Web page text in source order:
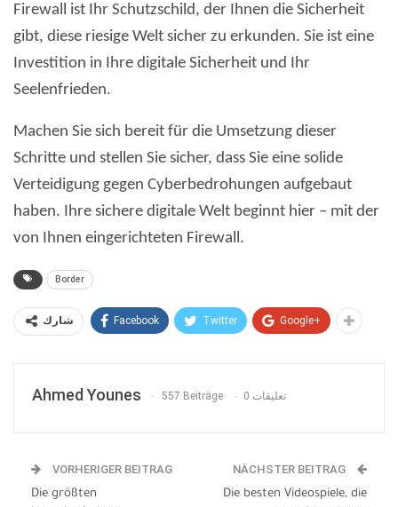
Firewall ist Ihr Schutzschild, der Ihnen die Sicherheit
gibt, diese riesige Welt sicher zu erkunden. Sie ist eine
Investition in Ihre digitale Sicherheit und Ihr
Seelenfrieden.
Machen Sie sich bereit für die Umsetzung dieser
Schritte und stellen Sie sicher, dass Sie eine solide
Verteidigung gegen Cyberbedrohungen aufgebaut
haben. Ihre sichere digitale Welt beginnt hier – mit der
von Ihnen eingerichteten Firewall.
Border
شارك Facebook Twitter Google+
Ahmed Younes 557 Beiträge 0 تعليقات
VORHERIGER BEITRAG
Die größten
NÄCHSTER BEITRAG
Die besten Videospiele, die